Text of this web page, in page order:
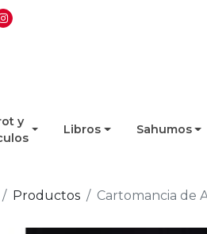
y
Libros Sahumos
Productos Cartomancia de